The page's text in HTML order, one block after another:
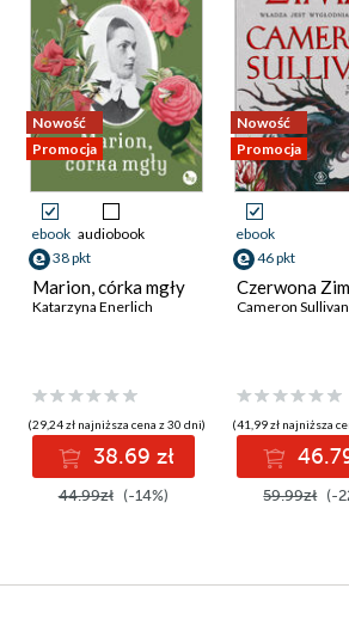
Nowość
Promocja
ebook audiobook
38 pkt
Marion, córka mgły
Katarzyna Enerlich
(29,24 zł najniższa cena z 30 dni)
38.69 zł
44.99zł (-14%)
Nowość
Promocja
ebook
46 pkt
Czerwona
Cameron Sullivan
(41,99 zł najniższa
59.99zł (-